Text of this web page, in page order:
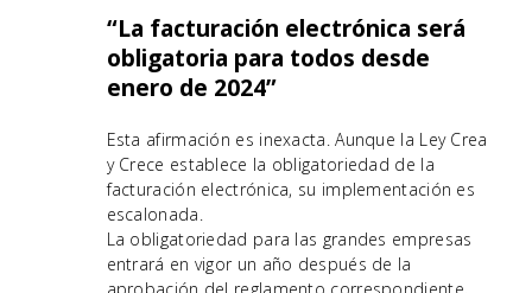
“La facturación electrónica será
obligatoria para todos desde
enero de 2024”
Esta afirmación es inexacta. Aunque la Ley Crea
y Crece establece la obligatoriedad de la
facturación electrónica, su implementación es
escalonada.
La obligatoriedad para las grandes empresas
entrará en vigor un año después de la
aprobación del reglamento correspondiente,